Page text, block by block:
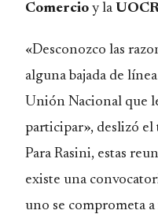
Comercio y la
«Desconozco las
alguna bajada de
Unión Nacional que
participar», deslizó
Para Rasini, estas
existe una
uno se comprometa